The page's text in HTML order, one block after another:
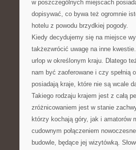
w poszczególnych miejscach
dopisywać, co bywa też ogromnie
hotelu z powodu brzydkiej pogody.
Kiedy decydujemy się na miejsce
takżezwrócić uwagę na inne
urlop w określonym kraju. Dlatego
nam być zaoferowane i czy spełnią
posiadają kraje, które nie są wcale
Takiego rodzaju krajem jest z całą
zróżnicowaniem jest w stanie
którzy kochają góry, jak i amatorów
cudownym połączeniem
budowle, będące jej wizytówką.